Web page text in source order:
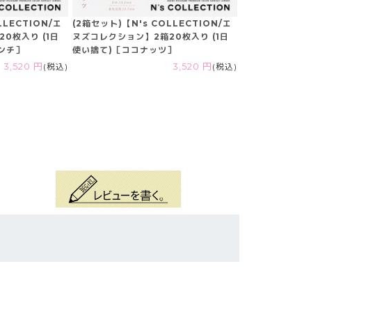
エ
枚入り (1日
］
3,520 円 (税込)
(2箱セット)【N's COLLECTION/エ
ヌズコレクション】2箱20枚入り (1日
使い捨て)［ココナッツ］
3,520 円 (税込)